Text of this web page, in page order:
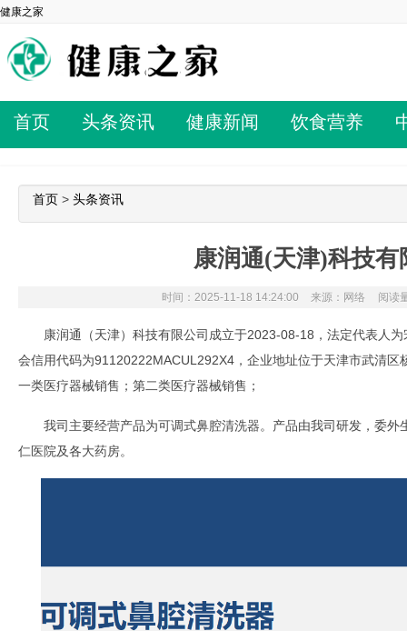
健康之家
首页 头条资讯 健康新闻 饮食营养
首页 > 头条资讯
康润通(天津)科技有
时间：2025-11-18 14:24:00 来源：网络 阅读
康润通（天津）科技有限公司成立于2023-08-18，法定代表人
会信用代码为91120222MACUL292X4，企业地址位于天津市武清
一类医疗器械销售；第二类医疗器械销售；
我司主要经营产品为可调式鼻腔清洗器。产品由我司研发，委
仁医院及各大药房。